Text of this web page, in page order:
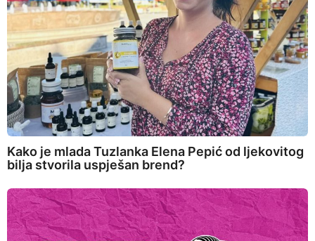
Kako je mlada Tuzlanka Elena Pepić od ljekovitog
bilja stvorila uspješan brend?